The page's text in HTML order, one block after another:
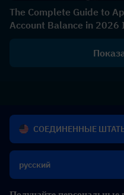
The Complete Guide to
Account Balance in 2026
СОЕДИНЕННЫЕ
русский